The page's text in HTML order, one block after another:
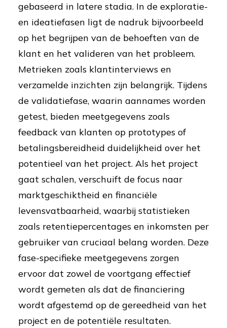
gebaseerd in latere stadia. In de exploratie-
en ideatiefasen ligt de nadruk bijvoorbeeld
op het begrijpen van de behoeften van de
klant en het valideren van het probleem.
Metrieken zoals klantinterviews en
verzamelde inzichten zijn belangrijk. Tijdens
de validatiefase, waarin aannames worden
getest, bieden meetgegevens zoals
feedback van klanten op prototypes of
betalingsbereidheid duidelijkheid over het
potentieel van het project. Als het project
gaat schalen, verschuift de focus naar
marktgeschiktheid en financiële
levensvatbaarheid, waarbij statistieken
zoals retentiepercentages en inkomsten per
gebruiker van cruciaal belang worden. Deze
fase-specifieke meetgegevens zorgen
ervoor dat zowel de voortgang effectief
wordt gemeten als dat de financiering
wordt afgestemd op de gereedheid van het
project en de potentiële resultaten.